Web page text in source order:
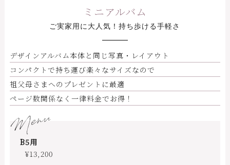
ミニアルバム
ご実家用に大人気！持ち歩ける手軽さ
デザインアルバム本体と同じ写真・レイアウト
コンパクトで持ち運び楽々なサイズなので
祖父母さまへのプレゼントに最適
ページ数関係なく一律料金でお得！
Menu
B5用
¥13,200